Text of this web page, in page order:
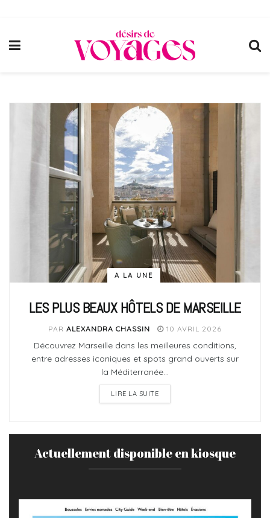
A LA UNE
LES PLUS BEAUX HÔTELS DE MARSEILLE
PAR ALEXANDRA CHASSIN 10 AVRIL 2026
Découvrez Marseille dans les meilleures conditions,
entre adresses iconiques et spots grand ouverts sur
la Méditerranée…
LIRE LA SUITE
Actuellement disponible en kiosque